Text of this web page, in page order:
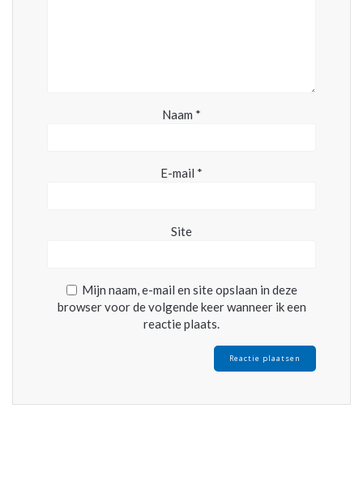
Naam *
E-mail *
Site
Mijn naam, e-mail en site opslaan in deze
browser voor de volgende keer wanneer ik een
reactie plaats.